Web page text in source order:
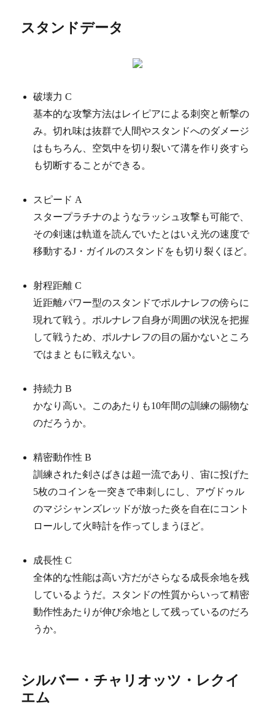
スタンドデータ
破壊力 C
基本的な攻撃方法はレイピアによる刺突と斬撃の
み。切れ味は抜群で人間やスタンドへのダメージ
はもちろん、空気中を切り裂いて溝を作り炎すら
も切断することができる。
スピード A
スタープラチナのようなラッシュ攻撃も可能で、
その剣速は軌道を読んでいたとはいえ光の速度で
移動するJ・ガイルのスタンドをも切り裂くほど。
射程距離 C
近距離パワー型のスタンドでポルナレフの傍らに
現れて戦う。ポルナレフ自身が周囲の状況を把握
して戦うため、ポルナレフの目の届かないところ
ではまともに戦えない。
持続力 B
かなり高い。このあたりも10年間の訓練の賜物な
のだろうか。
精密動作性 B
訓練された剣さばきは超一流であり、宙に投げた
5枚のコインを一突きで串刺しにし、アヴドゥル
のマジシャンズレッドが放った炎を自在にコント
ロールして火時計を作ってしまうほど。
成長性 C
全体的な性能は高い方だがさらなる成長余地を残
しているようだ。スタンドの性質からいって精密
動作性あたりが伸び余地として残っているのだろ
うか。
シルバー・チャリオッツ・レクイ
エム